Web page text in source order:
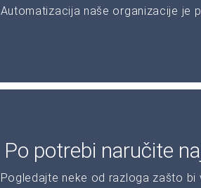
Automatizacija naše organizacije je
Po potrebi naručite
Pogledajte neke od razloga zašto